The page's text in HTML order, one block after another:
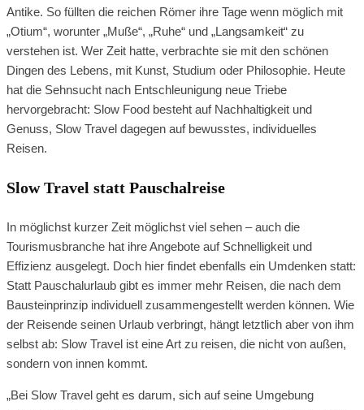
Antike. So füllten die reichen Römer ihre Tage wenn möglich mit
„Otium“, worunter „Muße“, „Ruhe“ und „Langsamkeit“ zu
verstehen ist. Wer Zeit hatte, verbrachte sie mit den schönen
Dingen des Lebens, mit Kunst, Studium oder Philosophie. Heute
hat die Sehnsucht nach Entschleunigung neue Triebe
hervorgebracht: Slow Food besteht auf Nachhaltigkeit und
Genuss, Slow Travel dagegen auf bewusstes, individuelles
Reisen.
Slow Travel statt Pauschalreise
In möglichst kurzer Zeit möglichst viel sehen – auch die
Tourismusbranche hat ihre Angebote auf Schnelligkeit und
Effizienz ausgelegt. Doch hier findet ebenfalls ein Umdenken statt:
Statt Pauschalurlaub gibt es immer mehr Reisen, die nach dem
Bausteinprinzip individuell zusammengestellt werden können. Wie
der Reisende seinen Urlaub verbringt, hängt letztlich aber von ihm
selbst ab: Slow Travel ist eine Art zu reisen, die nicht von außen,
sondern von innen kommt.
„Bei Slow Travel geht es darum, sich auf seine Umgebung